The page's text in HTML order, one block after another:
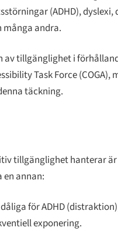
(ADHD),
andra.
tillgänglighet i
Task Force
täckning.
tillgänglighet hanterar
annan:
för ADHD
exponering.